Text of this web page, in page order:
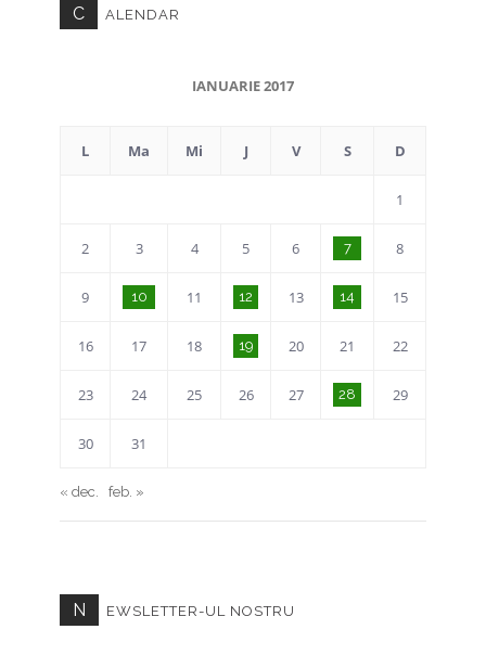
C ALENDAR
IANUARIE 2017
L Ma Mi J V S D
1
2 3 4 5 6 7 8
9 10 11 12 13 14 15
16 17 18 19 20 21 22
23 24 25 26 27 28 29
30 31
« dec. feb. »
N EWSLETTER-UL NOSTRU